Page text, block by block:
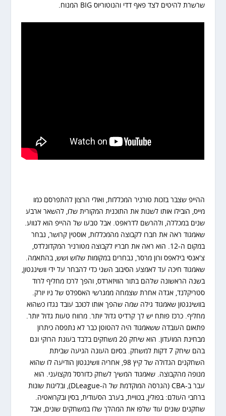
שרשרת להיטים לצד פאף דדי והנוטוריוס BIG המנוח.
ההייפ שצבר בזכות טורניר המכללות, ואולי הרצון להתפרסם כמו
מייס, הובילו אותו לשנות את התוכנית המקורית שלו, להשאר ארבע
שנים במכללה, ולהרשם לדראפט. אבל טבעו של ההייפ הוא לגווע.
שאמגוד ראה את חברו לקבוצה מהמכללות, אוסטין קרושר, נבחר
במקום ה-12. הוא ראה את חבריו לקבוצה מטורניר המקדונלדס,
צ'אנסי בילאפס ורון מרסר, נבחרים במקומות שלוש ושש, בהתאמה.
שאמגוד חיכה עד לאמצע הסיבוב השני כדי להבחר על ידי וושינגטון,
בשנה הראשונה שלהם בתור הוויזארדס, והפך לרכז מחליף לרוד
סטריקלנד, אגדה אחרת שצמחה ממגרשי האספלט של ניו יורק.
בוושינגטון שאמגוד גילה שמה שהפך אותו לכוכב עובד נגדו כשהוא
מחליף. כרכז פותח יש לך קרדיט גדול יותר. מרווח טעות גדול יותר.
פתאום העובדה ששאמגוד היה להטוטן כבר לא נתפסה כיתרון
מבחינת המועדון. הוא שיחק 20 משחקים בלבד בעונת הרוקי וגם
בהם שיחק 7 דקות למשחק. בסיום העונה הגיעה שביתת
השחקנים הגדולה של קיץ 98, אחריה וושינגטון הודיעה לו שהוא
מנופה מהקבוצה. שאמגוד המשיך לשחק כדורסל מקצועני. הוא
עבר ב-CBA (הגרסה המוקדמת של ה-DLeague), ובליגות שונות
ברחבי העולם: בפולין, בכוויית, בערב הסעודית, בסין ובקרואטיה.
שחקנים שונים עוד שלפו את המהלך שלו במשחקים שונים, אבל